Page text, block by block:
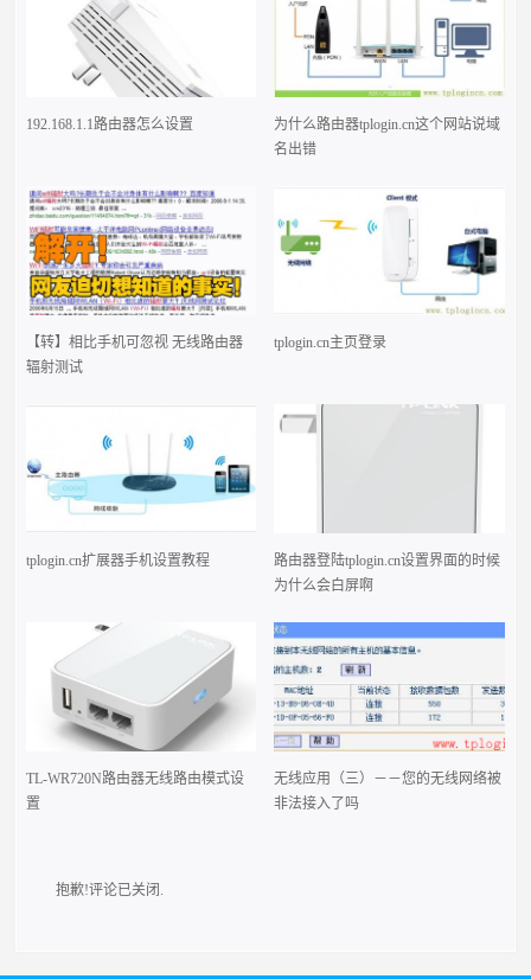
192.168.1.1路由器怎么设置
为什么路由器tplogin.cn这个网站说域
名出错
【转】相比手机可忽视 无线路由器
辐射测试
tplogin.cn主页登录
tplogin.cn扩展器手机设置教程
路由器登陆tplogin.cn设置界面的时候
为什么会白屏啊
TL-WR720N路由器无线路由模式设
置
无线应用（三）－－您的无线网络被
非法接入了吗
抱歉!评论已关闭.